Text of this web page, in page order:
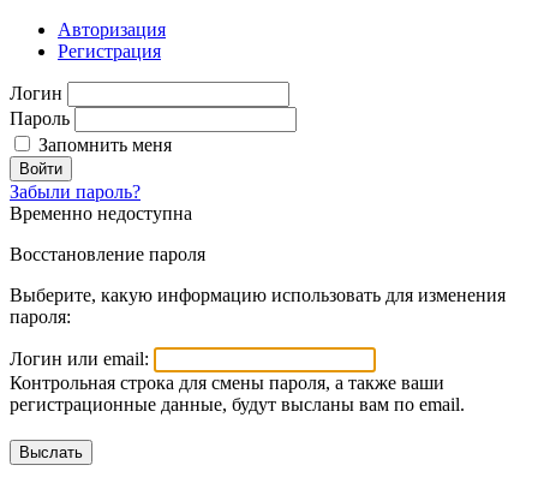
Авторизация
Регистрация
Логин
Пароль
Запомнить меня
Войти
Забыли пароль?
Временно недоступна
Восстановление пароля
Выберите, какую информацию использовать для изменения
пароля:
Логин или email:
Контрольная строка для смены пароля, а также ваши
регистрационные данные, будут высланы вам по email.